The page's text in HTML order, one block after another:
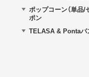
ポップコーン（単品/
ポン
TELASA & Pontaパ